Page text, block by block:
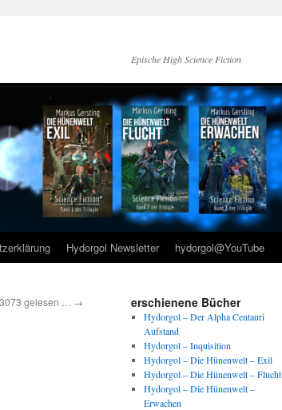
Epische High Science Fiction
Hydorgol Newsletter hydorgol@YouTube
gelesen … → erschienene Bücher
Hydorgol – Der Alpha Centauri
Aufstand
Hydorgol – Inquisition
Hydorgol – Die Hünenwelt – Exil
Hydorgol – Die Hünenwelt – Flucht
Hydorgol – Die Hünenwelt –
Erwachen